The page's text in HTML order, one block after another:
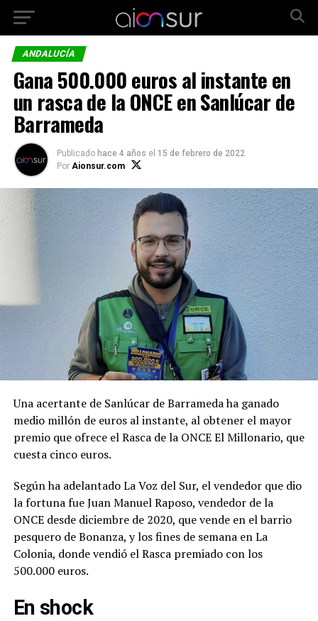
ANDALUCÍA
Gana 500.000 euros al instante en
un rasca de la ONCE en Sanlúcar de
Barrameda
Publicado hace 4 años el 15 de febrero de 2022
Por Aionsur.com
Una acertante de Sanlúcar de Barrameda ha ganado
medio millón de euros al instante, al obtener el mayor
premio que ofrece el Rasca de la ONCE El Millonario, que
cuesta cinco euros.
Según ha adelantado La Voz del Sur, el vendedor que dio
la fortuna fue Juan Manuel Raposo, vendedor de la
ONCE desde diciembre de 2020, que vende en el barrio
pesquero de Bonanza, y los fines de semana en La
Colonia, donde vendió el Rasca premiado con los
500.000 euros.
En shock